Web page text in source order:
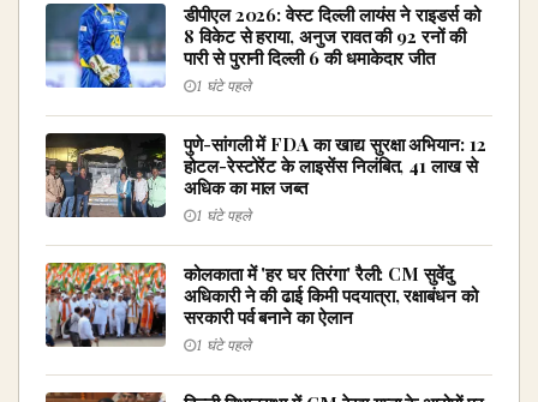
डीपीएल 2026: वेस्ट दिल्ली लायंस ने राइडर्स को
8 विकेट से हराया, अनुज रावत की 92 रनों की
पारी से पुरानी दिल्ली 6 की धमाकेदार जीत
1 घंटे पहले
पुणे-सांगली में FDA का खाद्य सुरक्षा अभियान: 12
होटल-रेस्टोरेंट के लाइसेंस निलंबित, ₹41 लाख से
अधिक का माल जब्त
1 घंटे पहले
कोलकाता में 'हर घर तिरंगा' रैली: CM सुवेंदु
अधिकारी ने की ढाई किमी पदयात्रा, रक्षाबंधन को
सरकारी पर्व बनाने का ऐलान
1 घंटे पहले